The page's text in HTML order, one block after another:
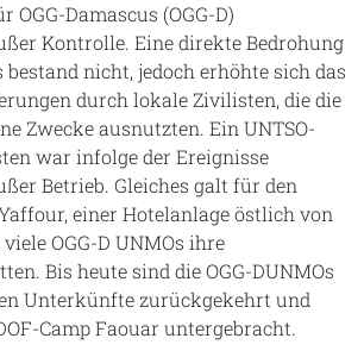
OGG-Damascus (OGG-D)
Kontrolle. Eine direkte Bedrohung
bestand nicht, jedoch erhöhte sich das
durch lokale Zivilisten, die die
Zwecke ausnutzten. Ein UNTSO-
war infolge der Ereignisse
Betrieb. Gleiches galt für den
einer Hotelanlage östlich von
OGG-D UNMOs ihre
Bis heute sind die OGG-DUNMOs
Unterkünfte zurückgekehrt und
Camp Faouar untergebracht.